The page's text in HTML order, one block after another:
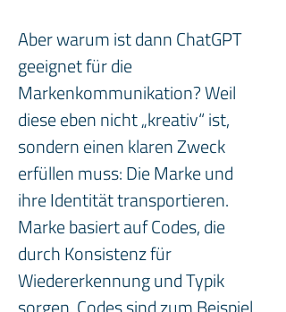
Aber warum ist dann ChatGPT
geeignet für die
Markenkommunikation? Weil
diese eben nicht „kreativ“ ist,
sondern einen klaren Zweck
erfüllen muss: Die Marke und
ihre Identität transportieren.
Marke basiert auf Codes, die
durch Konsistenz für
Wiedererkennung und Typik